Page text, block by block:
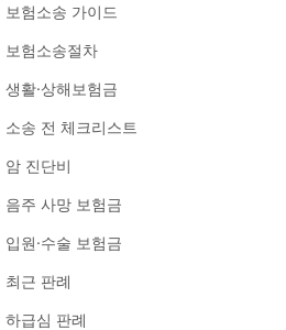
보험소송 가이드
보험소송절차
생활·상해보험금
소송 전 체크리스트
암 진단비
음주 사망 보험금
입원·수술 보험금
최근 판례
하급심 판례